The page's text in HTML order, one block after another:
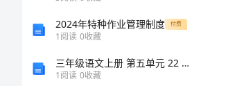
2024年特种作业管理制度 付费
1阅读 0收藏
三年级语文上册 第五单元 22 富饶的西沙群岛练习 新人教版-新人教版小学三年级上册语文试题
1阅读 0收藏